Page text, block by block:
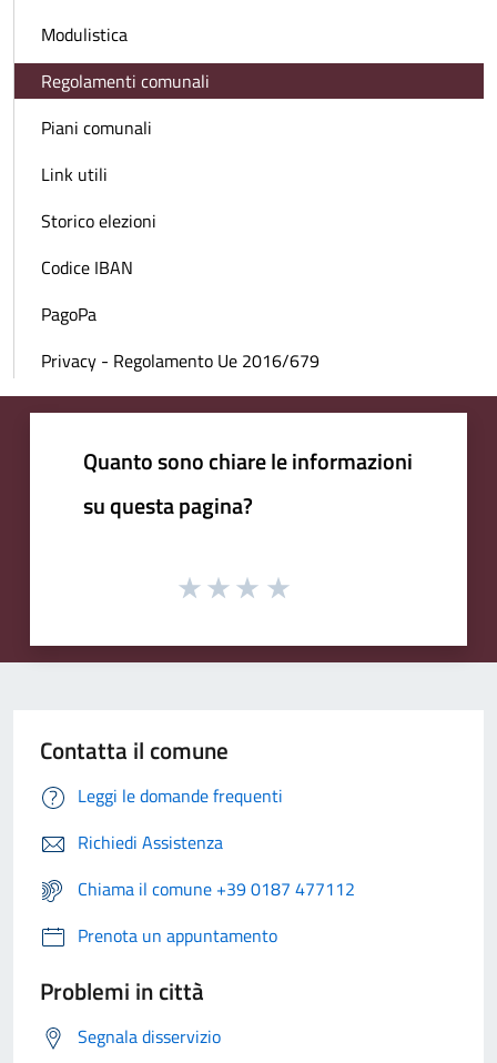
Modulistica
Regolamenti comunali
Piani comunali
Link utili
Storico elezioni
Codice IBAN
PagoPa
Privacy - Regolamento Ue 2016/679
Quanto sono chiare le informazioni
su questa pagina?
Contatta il comune
Leggi le domande frequenti
Richiedi Assistenza
Chiama il comune +39 0187 477112
Prenota un appuntamento
Problemi in città
Segnala disservizio